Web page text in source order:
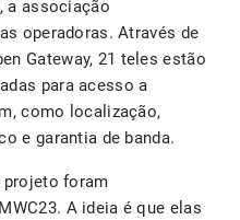
a associação
operadoras. Através de
Gateway, 21 teles estão
para acesso a
como localização,
e garantia de banda.
foram
A ideia é que elas